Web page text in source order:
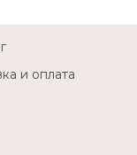
и оплата